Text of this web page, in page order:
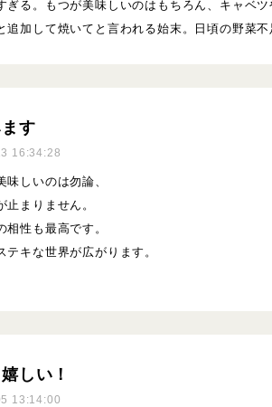
ぎる。もつが美味しいのはもちろん、キャベ
追加して焼いてと言われる始末。日頃の野菜不
す
16:34:28
味しいのは勿論、
止まりません。
相性も最高です。
テキな世界が広がります。
しい！
13:14:00